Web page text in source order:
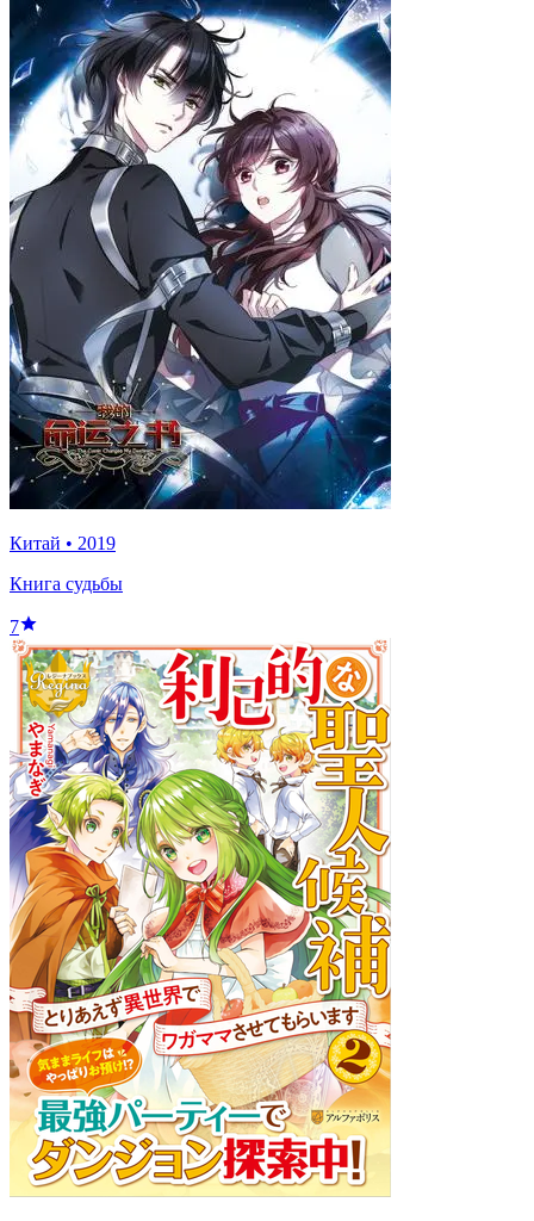
Китай • 2019
Книга судьбы
7